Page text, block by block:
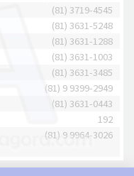
(81) 3719-4545
(81) 3631-5248
(81) 3631-1288
(81) 3631-1003
(81) 3631-3485
(81) 9 9399-2949
(81) 3631-0443
192
(81) 9 9964-3026